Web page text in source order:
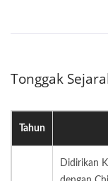
Tonggak
Tahun
Didirikan